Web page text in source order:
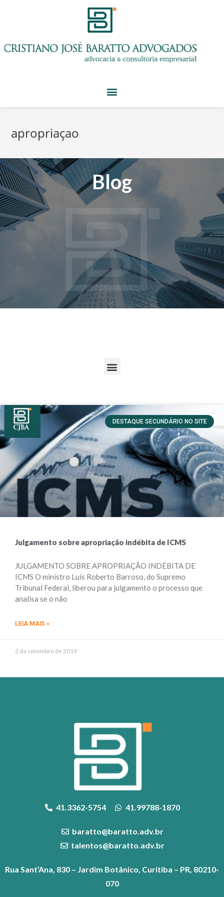
apropriaçao
Blog
DESTAQUE SECUNDÁRIO NO SITE
Julgamento sobre apropriação indébita de ICMS
JULGAMENTO SOBRE APROPRIAÇÃO INDÉBITA DE
ICMS O ministro Luís Roberto Barroso, do Supremo
Tribunal Federal, liberou para julgamento o processo que
analisa se o não
LEIA MAIS »
2 de setembro de 2019
41.3362-5754 41.99788-1870
baratto@baratto.adv.br
talentos@baratto.adv.br
Rua Sant’Ana, 830 – Jardim Botânico, Curitiba – PR, 80210-
070